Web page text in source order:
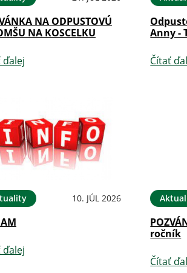
NA ODPUSTOVÚ
NA KOSCELKU
ďalej
Anny -
Čítať
10. JÚL 2026
ďalej
ročník
Čítať